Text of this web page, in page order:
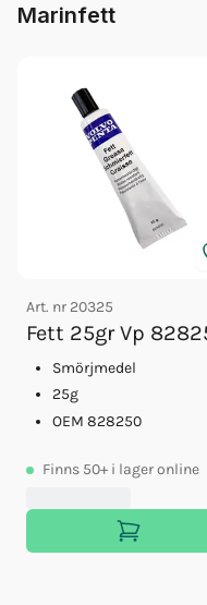
Marinfett
Art. nr 20325
Fett 25gr Vp
Smörjmedel
25g
OEM 828250
Finns 50+ i lager online